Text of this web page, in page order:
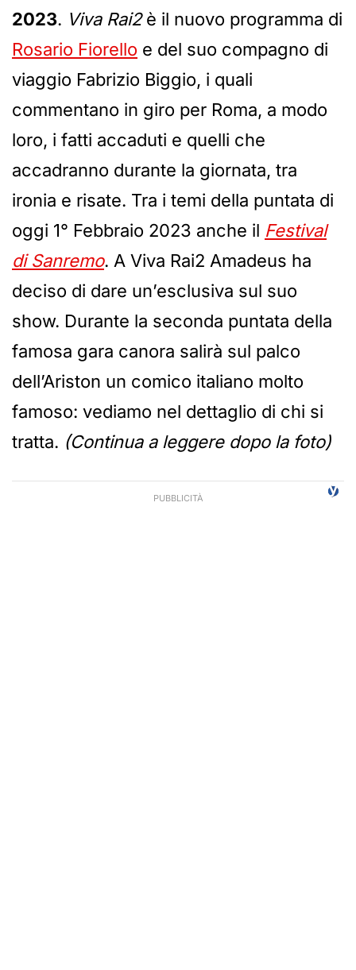
2023. Viva Rai2è il nuovo programma di
Rosario Fiorello e del suo compagno di
viaggio Fabrizio Biggio, i quali
commentano in giro per Roma, a modo
loro, i fatti accaduti e quelli che
accadranno durante la giornata, tra
ironia e risate. Tra i temi della puntata di
oggi 1° Febbraio 2023 anche il Festival
di Sanremo. A Viva Rai2 Amadeus ha
deciso di dare un’esclusiva sul suo
show. Durante la seconda puntata della
famosa gara canora salirà sul palco
dell’Ariston un comico italiano molto
famoso: vediamo nel dettaglio di chi si
tratta. (Continua a leggere dopo la foto)